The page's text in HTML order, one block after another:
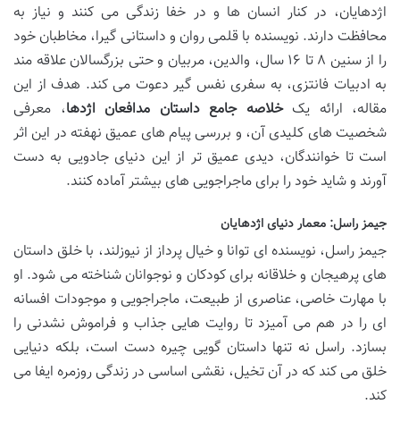
اژدهایان، در کنار انسان ها و در خفا زندگی می کنند و نیاز به
محافظت دارند. نویسنده با قلمی روان و داستانی گیرا، مخاطبان خود
را از سنین ۸ تا ۱۶ سال، والدین، مربیان و حتی بزرگسالان علاقه مند
به ادبیات فانتزی، به سفری نفس گیر دعوت می کند. هدف از این
مقاله، ارائه یکخلاصه جامع داستان مدافعان اژدها، معرفی
شخصیت های کلیدی آن، و بررسی پیام های عمیق نهفته در این اثر
است تا خوانندگان، دیدی عمیق تر از این دنیای جادویی به دست
آورند و شاید خود را برای ماجراجویی های بیشتر آماده کنند.
جیمز راسل: معمار دنیای اژدهایان
جیمز راسل، نویسنده ای توانا و خیال پرداز از نیوزلند، با خلق داستان
های پرهیجان و خلاقانه برای کودکان و نوجوانان شناخته می شود. او
با مهارت خاصی، عناصری از طبیعت، ماجراجویی و موجودات افسانه
ای را در هم می آمیزد تا روایت هایی جذاب و فراموش نشدنی را
بسازد. راسل نه تنها داستان گویی چیره دست است، بلکه دنیایی
خلق می کند که در آن تخیل، نقشی اساسی در زندگی روزمره ایفا می
کند.